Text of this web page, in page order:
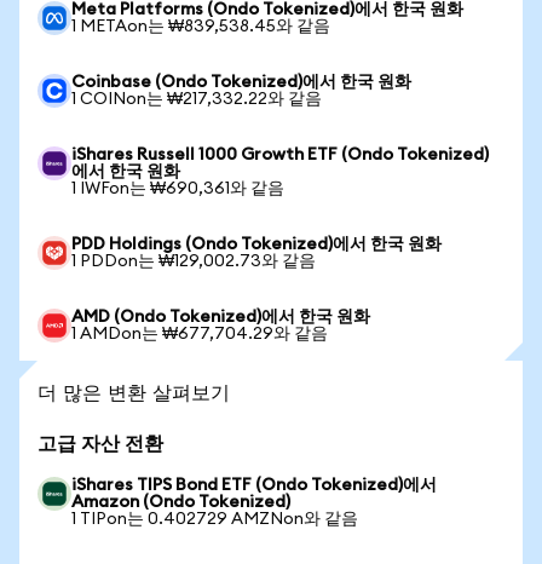
Meta Platforms (Ondo Tokenized)에서 한국 원화
1 METAon는 ₩839,538.45와 같음
Coinbase (Ondo Tokenized)에서 한국 원화
1 COINon는 ₩217,332.22와 같음
iShares Russell 1000 Growth ETF (Ondo Tokenized)
에서 한국 원화
1 IWFon는 ₩690,361와 같음
PDD Holdings (Ondo Tokenized)에서 한국 원화
1 PDDon는 ₩129,002.73와 같음
AMD (Ondo Tokenized)에서 한국 원화
1 AMDon는 ₩677,704.29와 같음
더 많은 변환 살펴보기
고급 자산 전환
iShares TIPS Bond ETF (Ondo Tokenized)에서
Amazon (Ondo Tokenized)
1 TIPon는 0.402729 AMZNon와 같음